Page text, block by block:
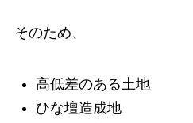
そのため、
高低差のある土地
ひな壇造成地